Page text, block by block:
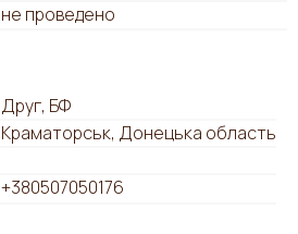
не проведено
Друг, БФ
Краматорськ, Донецька область
+380507050176